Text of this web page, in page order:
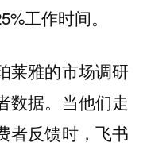
工作时间。
莱雅的市场调研
数据。当他们走
者反馈时，飞书